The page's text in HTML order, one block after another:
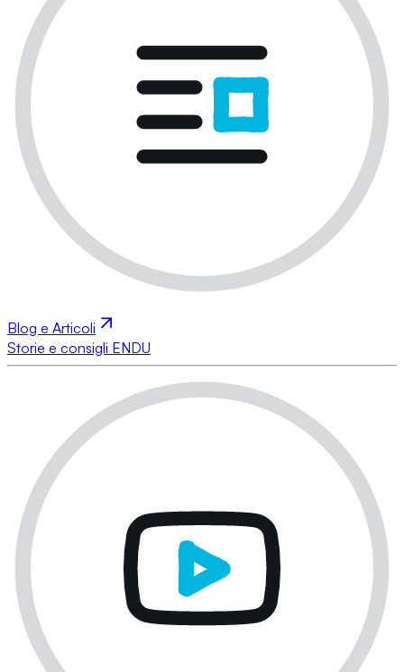
Blog e Articoli
Storie e consigli ENDU